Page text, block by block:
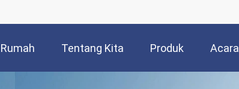
Rumah Tentang Kita Produk Acara